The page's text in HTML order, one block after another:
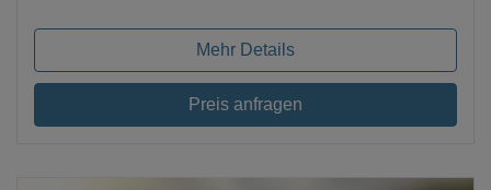
Mehr Details
Preis anfragen